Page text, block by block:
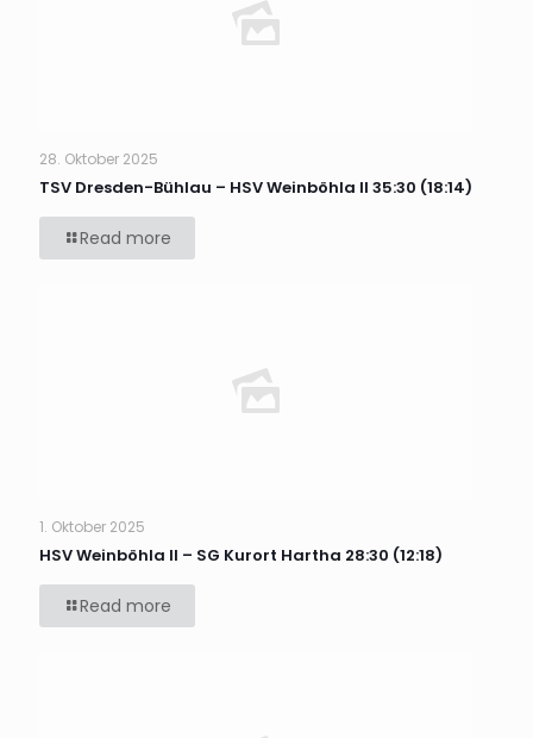
28. Oktober 2025
TSV Dresden-Bühlau – HSV Weinböhla II 35:30 (18:14)
Read more
1. Oktober 2025
HSV Weinböhla II – SG Kurort Hartha 28:30 (12:18)
Read more